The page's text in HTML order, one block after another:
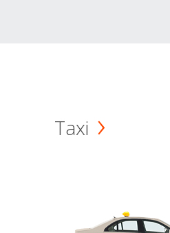
Taxi